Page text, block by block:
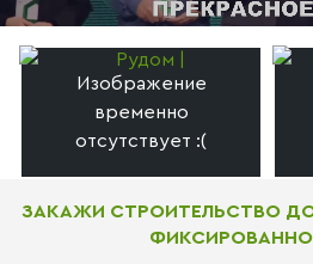
ЗАКАЖИ СТРОИТЕЛЬСТВО